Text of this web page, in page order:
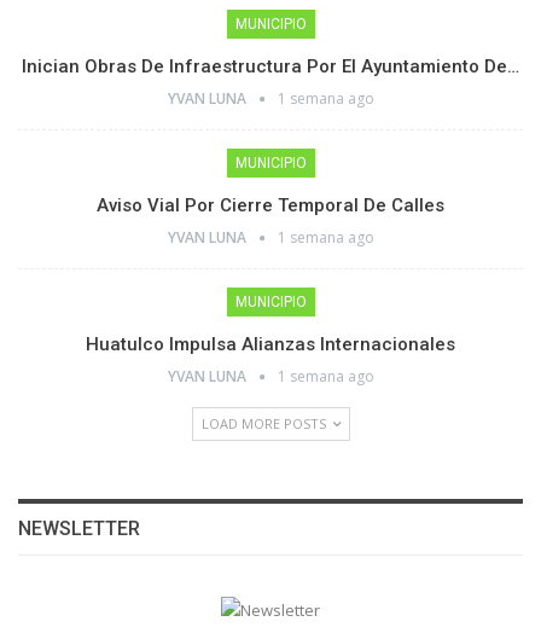
MUNICIPIO
Inician Obras De Infraestructura Por El Ayuntamiento De…
YVAN LUNA 1 semana ago
MUNICIPIO
Aviso Vial Por Cierre Temporal De Calles
YVAN LUNA 1 semana ago
MUNICIPIO
Huatulco Impulsa Alianzas Internacionales
YVAN LUNA 1 semana ago
LOAD MORE POSTS
NEWSLETTER